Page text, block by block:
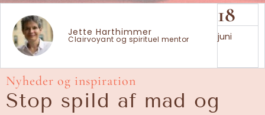
Jette Harthimmer
Clairvoyant og spirituel mentor
18
juni
Nyheder og inspiration
Stop spild af mad og